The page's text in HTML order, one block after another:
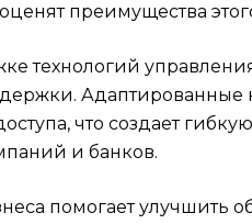
преимущества
технологий
Адаптированные
что создает
и банков.
помогает улучшить